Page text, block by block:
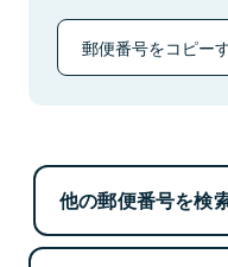
郵便番号をコピー
他の郵便番号を検